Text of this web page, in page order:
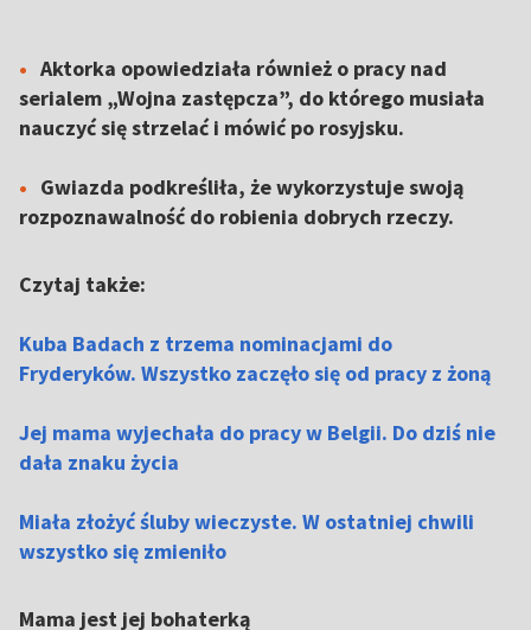
Aktorka opowiedziała również o pracy nad
serialem „Wojna zastępcza”, do którego musiała
nauczyć się strzelać i mówić po rosyjsku.
Gwiazda podkreśliła, że wykorzystuje swoją
rozpoznawalność do robienia dobrych rzeczy.
Czytaj także:
Kuba Badach z trzema nominacjami do
Fryderyków. Wszystko zaczęło się od pracy z żoną
Jej mama wyjechała do pracy w Belgii. Do dziś nie
dała znaku życia
Miała złożyć śluby wieczyste. W ostatniej chwili
wszystko się zmieniło
Mama jest jej bohaterką